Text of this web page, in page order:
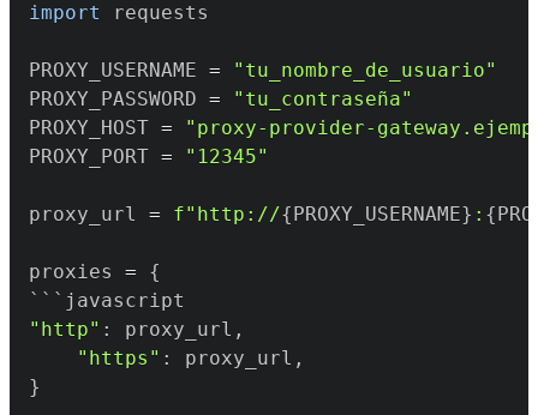
import
PROXY_USERNAME =
"tu_nombre_de_usuario"
PROXY_PASSWORD =
"tu_contraseña"
PROXY_HOST =
"proxy-provider-
PROXY_PORT = "12345"
proxy_url = f"http://{ PROXY_USERNAME} : {
proxies =
{
"http" : proxy_url ,
"https" : proxy_url ,
}